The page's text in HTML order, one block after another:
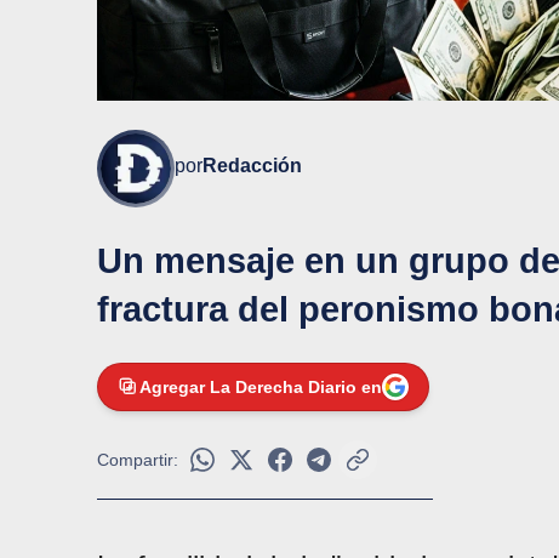
porRedacción
Un mensaje en un grupo
fractura del peronismo
Agregar La Derecha Diario en
Compartir: